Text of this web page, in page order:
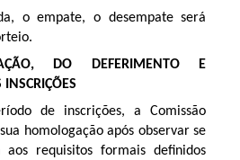
o empate, o desempate será
DO DEFERIMENTO E
de inscrições, a Comissão
homologação após observar se
aos requisitos formais definidos